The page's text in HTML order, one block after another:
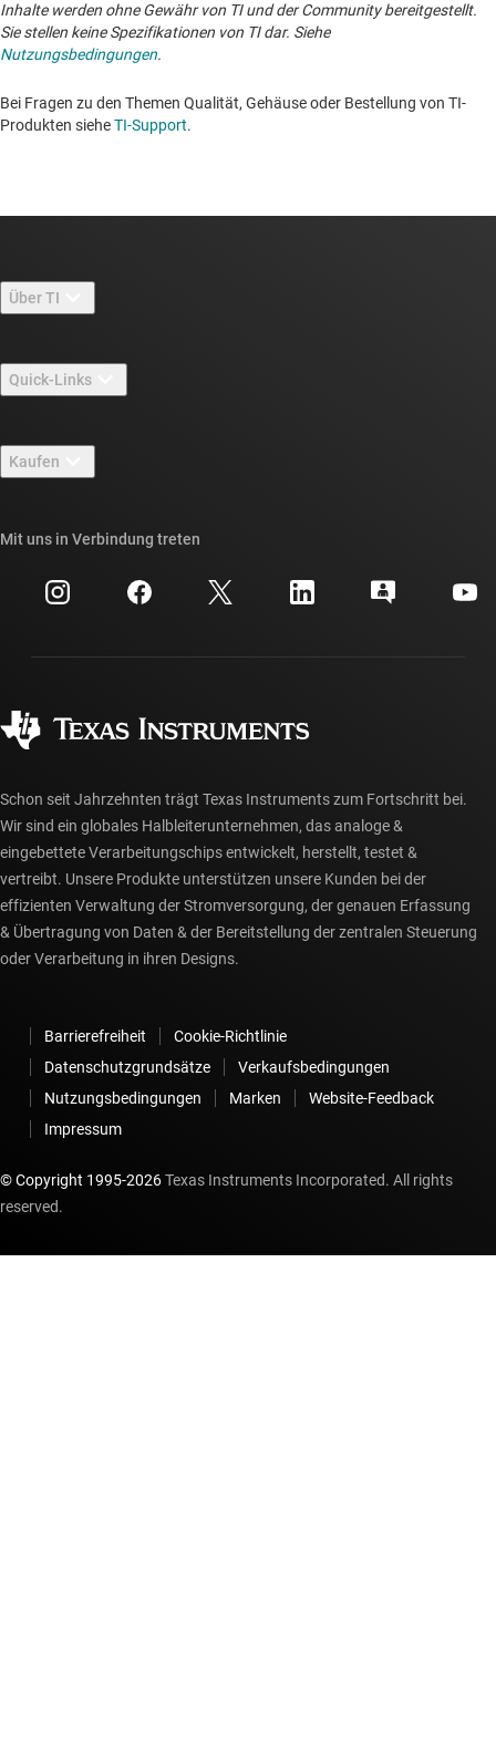
Inhalte werden ohne Gewähr von TI und der Community bereitgestellt.
Sie stellen keine Spezifikationen von TI dar. Siehe
Nutzungsbedingungen.
Bei Fragen zu den Themen Qualität, Gehäuse oder Bestellung von TI-
Produkten sieheTI-Support. ​​​​​​​​​​​​​​
Über TI
Stellenangebote
Newsroom
Veranstaltungen
Investorenbeziehungen
Quick-Links
TI E2E™-Design-Support-Foren
Querverweis-Suche
Kundensupportzentrum
myTI-Konto FAQs
Kaufen
Häufig gestellte Fragen zu Bestellungen
Mit uns in Verbindung treten
Schon seit Jahrzehnten trägt Texas Instruments zum Fortschritt bei.
Wir sind ein globales Halbleiterunternehmen, das analoge &
eingebettete Verarbeitungschips entwickelt, herstellt, testet &
vertreibt. Unsere Produkte unterstützen unsere Kunden bei der
effizienten Verwaltung der Stromversorgung, der genauen Erfassung
& Übertragung von Daten & der Bereitstellung der zentralen Steuerung
oder Verarbeitung in ihren Designs.
Barrierefreiheit
Cookie-Richtlinie
Datenschutzgrundsätze
Verkaufsbedingungen
Nutzungsbedingungen
Marken
Website-Feedback
Impressum
© Copyright 1995-2026Texas Instruments Incorporated. All rights
reserved.